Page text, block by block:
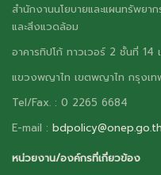
สำนักงานนโยบายและแผนทรัพยา
และสิ่งแวดล้อม
อาคารทิปโก้ ทาวเวอร์ 2 ชั้นที่ 14
แขวงพญาไท เขตพญาไท กรุงเ
Tel/Fax. : 0 2265 6684
E-mail : bdpolicy@onep.go.th
หน่วยงาน/องค์กรที่เกี่ยวข้อง